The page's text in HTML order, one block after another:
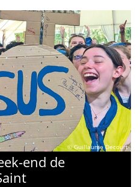
© Guillaume Decourt
end de